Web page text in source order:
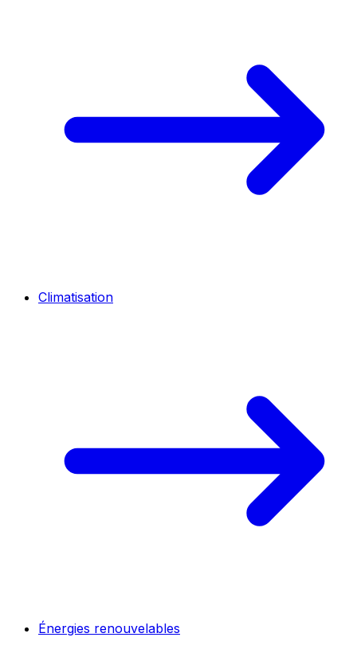
Climatisation
Énergies renouvelables